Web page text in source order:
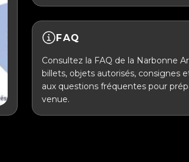
FAQ
Consultez la FAQ de la Narbonne
billets, objets autorisés, consignes
aux questions fréquentes pour
venue.